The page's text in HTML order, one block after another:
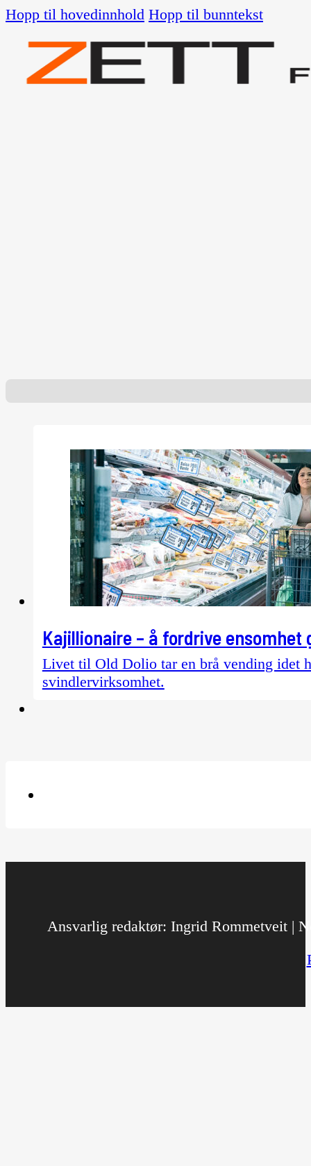
Hopp til hovedinnhold Hopp til bunntekst
Kajillionaire – å fordrive
Livet til Old Dolio tar en brå vending idet
svindlervirksomhet.
Ansvarlig redaktør: Ingrid Rommetveit |